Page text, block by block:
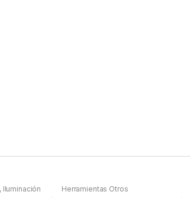
, Iluminación
Herramientas Otros